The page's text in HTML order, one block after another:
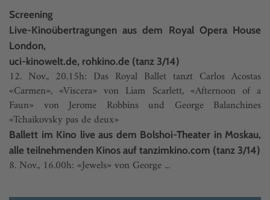
Screening
Live-Kinoübertragungen aus dem Royal Opera House
London,
uci-kinowelt.de, rohkino.de (tanz 3/14)
12. Nov., 20.15h: Das Royal Ballet tanzt Carlos Acostas
«Carmen», «Viscera» von Liam Scarlett, «Afternoon of a
Faun» von Jerome Robbins und George Balanchines
«Tchaikovsky pas de deux»
Ballett im Kino live aus dem Bolshoi-Theater in Moskau,
alle teilnehmenden Kinos auf tanzimkino.com (tanz 3/14)
8. Nov., 16.00h: «Jewels» von George ...